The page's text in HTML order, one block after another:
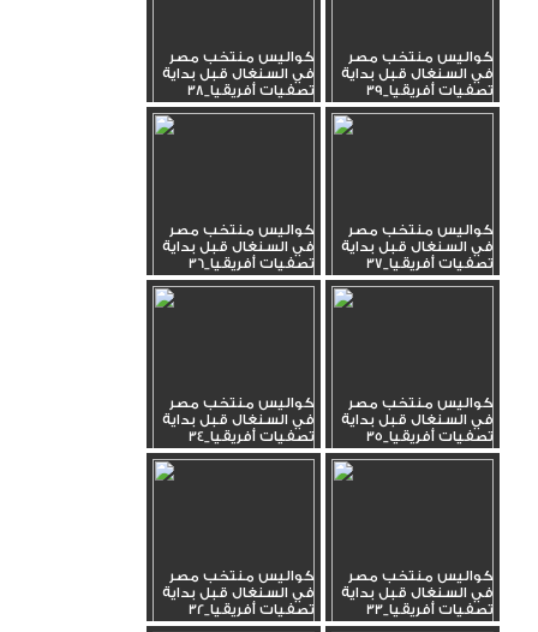
كواليس منتخب مصر
في السنغال قبل بداية
تصفيات أفريقيا_39
كواليس منتخب مصر
في السنغال قبل بداية
تصفيات أفريقيا_38
كواليس منتخب مصر
في السنغال قبل بداية
تصفيات أفريقيا_37
كواليس منتخب مصر
في السنغال قبل بداية
تصفيات أفريقيا_36
كواليس منتخب مصر
في السنغال قبل بداية
تصفيات أفريقيا_35
كواليس منتخب مصر
في السنغال قبل بداية
تصفيات أفريقيا_34
كواليس منتخب مصر
في السنغال قبل بداية
تصفيات أفريقيا_33
كواليس منتخب مصر
في السنغال قبل بداية
تصفيات أفريقيا_32